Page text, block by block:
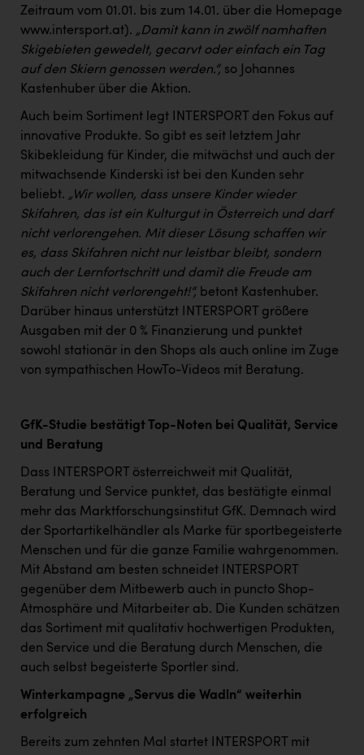
Zeitraum vom 01.01. bis zum 14.01. über die Homepage
www.intersport.at). „Damit kann in zwölf namhaften
Skigebieten gewedelt, gecarvt oder einfach ein Tag
auf den Skiern genossen werden.“, so Johannes
Kastenhuber über die Aktion.
Auch beim Sortiment legt INTERSPORT den Fokus auf
innovative Produkte. So gibt es seit letztem Jahr
Skibekleidung für Kinder, die mitwächst und auch der
mitwachsende Kinderski ist bei den Kunden sehr
beliebt. „Wir wollen, dass unsere Kinder wieder
Skifahren, das ist ein Kulturgut in Österreich und darf
nicht verlorengehen. Mit dieser Lösung schaffen wir
es, dass Skifahren nicht nur leistbar bleibt, sondern
auch der Lernfortschritt und damit die Freude am
Skifahren nicht verlorengeht!“, betont Kastenhuber.
Darüber hinaus unterstützt INTERSPORT größere
Ausgaben mit der 0 % Finanzierung und punktet
sowohl stationär in den Shops als auch online im Zuge
von sympathischen HowTo-Videos mit Beratung.
GfK-Studie bestätigt Top-Noten bei Qualität, Service
und Beratung
Dass INTERSPORT österreichweit mit Qualität,
Beratung und Service punktet, das bestätigte einmal
mehr das Marktforschungsinstitut GfK. Demnach wird
der Sportartikelhändler als Marke für sportbegeisterte
Menschen und für die ganze Familie wahrgenommen.
Mit Abstand am besten schneidet INTERSPORT
gegenüber dem Mitbewerb auch in puncto Shop-
Atmosphäre und Mitarbeiter ab. Die Kunden schätzen
das Sortiment mit qualitativ hochwertigen Produkten,
den Service und die Beratung durch Menschen, die
auch selbst begeisterte Sportler sind.
Winterkampagne „Servus die Wadln“ weiterhin
erfolgreich
Bereits zum zehnten Mal startet INTERSPORT mit